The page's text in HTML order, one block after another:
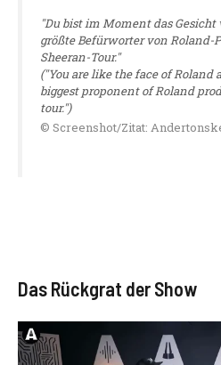
"Du bist im Moment das
größte Befürworter von Roland-
Sheeran-Tour."
("You are like the face of
biggest proponent of Roland
tour.")
© Screenshot/Zitat:
Das Rückgrat der Show